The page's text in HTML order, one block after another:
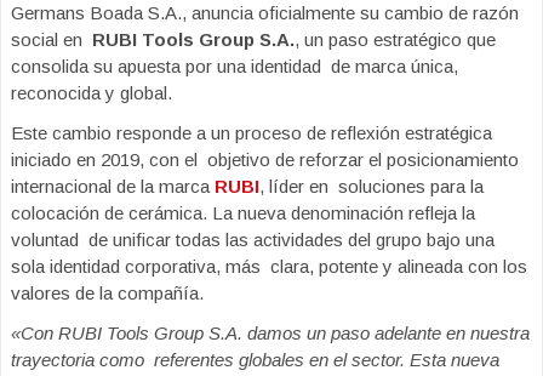
Germans Boada S.A., anuncia oficialmente su cambio de razón
social en RUBI Tools Group S.A., un paso estratégico que
consolida su apuesta por una identidad de marca única,
reconocida y global.
Este cambio responde a un proceso de reflexión estratégica
iniciado en 2019, con el objetivo de reforzar el posicionamiento
internacional de la marca RUBI, líder en soluciones para la
colocación de cerámica. La nueva denominación refleja la
voluntad de unificar todas las actividades del grupo bajo una
sola identidad corporativa, más clara, potente y alineada con los
valores de la compañía.
«Con RUBI Tools Group S.A. damos un paso adelante en nuestra
trayectoria como referentes globales en el sector. Esta nueva